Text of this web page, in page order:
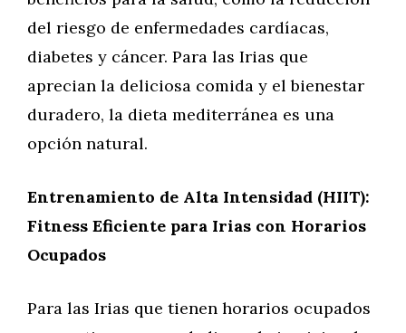
del riesgo de enfermedades cardíacas,
diabetes y cáncer. Para las Irias que
aprecian la deliciosa comida y el bienestar
duradero, la dieta mediterránea es una
opción natural.
Entrenamiento de Alta Intensidad (HIIT):
Fitness Eficiente para Irias con Horarios
Ocupados
Para las Irias que tienen horarios ocupados